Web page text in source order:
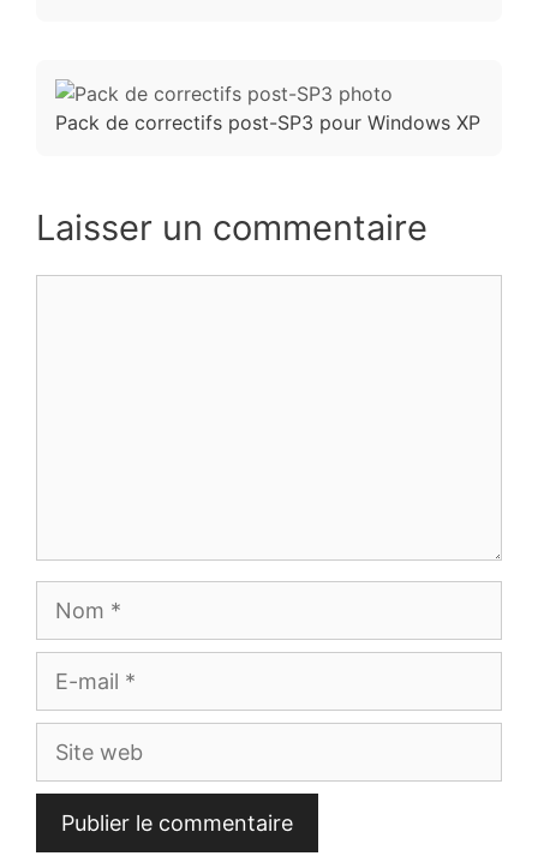
Pack de correctifs post-SP3 pour Windows XP
Laisser un commentaire
Site